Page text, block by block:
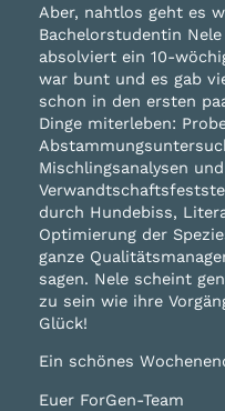
Aber, nahtlos geht es
Bachelorstudentin
absolviert ein 10-
war bunt und es gab
schon in den ersten
Dinge miterleben:
Mischlingsanalysen und
durch Hundebiss,
Optimierung der
ganze
sagen. Nele scheint
zu sein wie ihre
Glück!
Ein schönes
Euer ForGen-Team